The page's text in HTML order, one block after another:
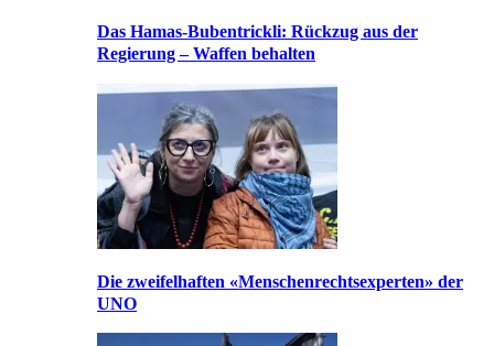
Das Hamas-Bubentrickli: Rückzug aus der
Regierung – Waffen behalten
Die zweifelhaften «Menschenrechtsexperten» der
UNO